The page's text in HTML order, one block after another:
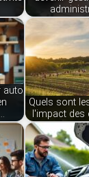
auto
Quels sont
l'impact des